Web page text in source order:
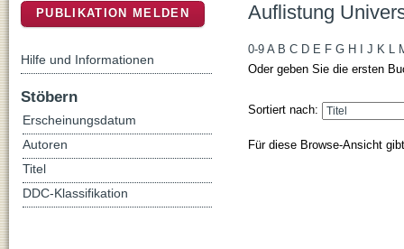
Auflistung
0-9 A B C D E F G H J K L
Oder geben Sie die ersten
Sortiert nach:
Für diese Browse-Ansicht
PUBLIKATION MELDEN
Hilfe und Informationen
Stöbern
Erscheinungsdatum
Autoren
Titel
DDC-Klassifikation